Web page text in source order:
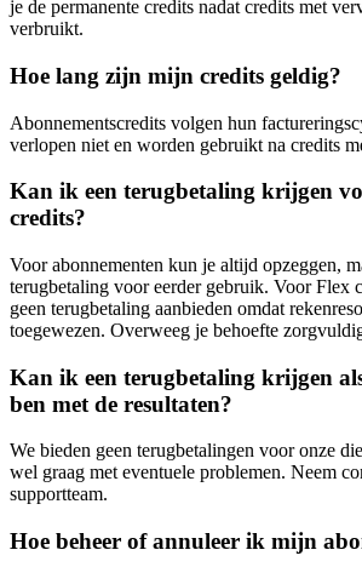
je de permanente credits nadat credits met
verbruikt.
Hoe lang zijn mijn credits geldig?
Abonnementscredits volgen hun
verlopen niet en worden gebruikt na credits
Kan ik een terugbetaling krijgen
credits?
Voor abonnementen kun je altijd opzeggen,
terugbetaling voor eerder gebruik. Voor Flex
geen terugbetaling aanbieden omdat
toegewezen. Overweeg je behoefte
Kan ik een terugbetaling krijgen
ben met de resultaten?
We bieden geen terugbetalingen voor onze
wel graag met eventuele problemen. Neem
supportteam.
Hoe beheer of annuleer ik mijn